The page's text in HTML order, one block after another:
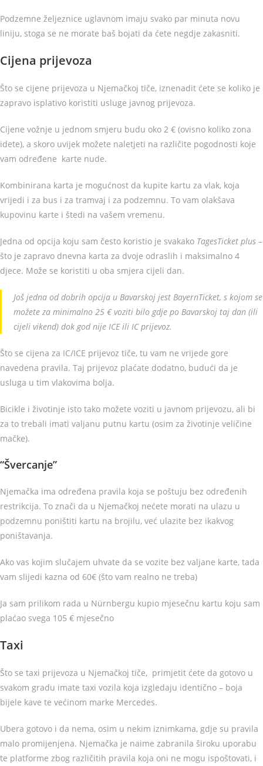
Podzemne željeznice uglavnom imaju svako par minuta novu
liniju, stoga se ne morate baš bojati da ćete negdje zakasniti.
Cijena prijevoza
Što se cijene prijevoza u Njemačkoj tiče, iznenadit ćete se koliko je
zapravo isplativo koristiti usluge javnog prijevoza.
Cijene vožnje u jednom smjeru budu oko 2 € (ovisno koliko zona
idete), a skoro uvijek možete naletjeti na različite pogodnosti koje
vam određene karte nude.
Kombinirana karta je mogućnost da kupite kartu za vlak, koja
vrijedi i za bus i za tramvaj i za podzemnu. To vam olakšava
kupovinu karte i štedi na vašem vremenu.
Jedna od opcija koju sam često koristio je svakako TagesTicket plus –
što je zapravo dnevna karta za dvoje odraslih i maksimalno 4
djece. Može se koristiti u oba smjera cijeli dan.
Još jedna od dobrih opcija u Bavarskoj jest BayernTicket, s kojom se
možete za minimalno 25 € voziti bilo gdje po Bavarskoj taj dan (ili
cijeli vikend) dok god nije ICE ili IC prijevoz.
Što se cijena za IC/ICE prijevoz tiče, tu vam ne vrijede gore
navedena pravila. Taj prijevoz plaćate dodatno, budući da je
usluga u tim vlakovima bolja.
Bicikle i životinje isto tako možete voziti u javnom prijevozu, ali bi
za to trebali imati valjanu putnu kartu (osim za životinje veličine
mačke).
“Švercanje”
Njemačka ima određena pravila koja se poštuju bez određenih
restrikcija. To znači da u Njemačkoj nećete morati na ulazu u
podzemnu poništiti kartu na brojilu, već ulazite bez ikakvog
poništavanja.
Ako vas kojim slučajem uhvate da se vozite bez valjane karte, tada
vam slijedi kazna od 60€ (što vam realno ne treba)
Ja sam prilikom rada u Nürnbergu kupio mjesečnu kartu koju sam
plaćao svega 105 € mjesečno
Taxi
Što se taxi prijevoza u Njemačkoj tiče, primjetit ćete da gotovo u
svakom gradu imate taxi vozila koja izgledaju identično – boja
bijele kave te većinom marke Mercedes.
Ubera gotovo i da nema, osim u nekim iznimkama, gdje su pravila
malo promijenjena. Njemačka je naime zabranila široku uporabu
te platforme zbog različitih pravila koja oni ne mogu ispoštovati, i